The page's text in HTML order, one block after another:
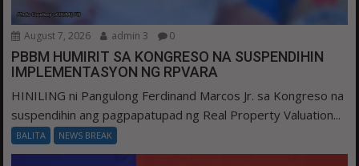
August 7, 2026 admin 3 0
PBBM HUMIRIT SA KONGRESO NA SUSPENDIHIN
IMPLEMENTASYON NG RPVARA
HINILING ni Pangulong Ferdinand Marcos Jr. sa Kongreso na
suspendihin ang pagpapatupad ng Real Property Valuation...
BALITA NEWS BREAK